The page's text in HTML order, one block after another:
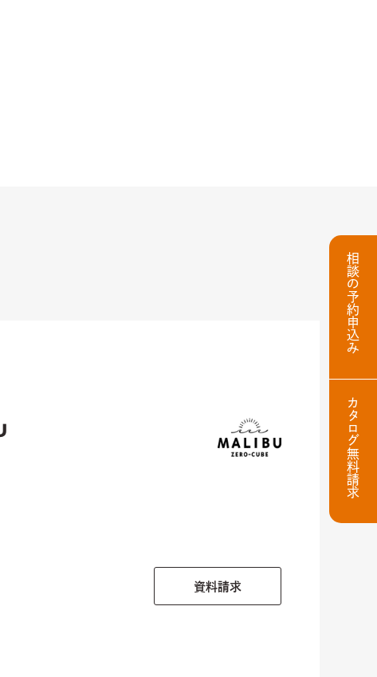
資料請求
相談の予約申込み
カタログ無料請求